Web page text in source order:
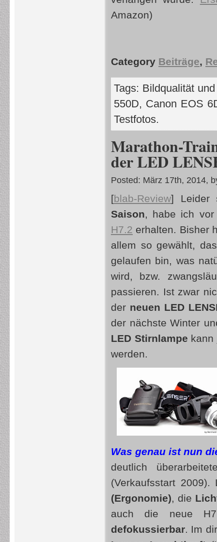
Amazon)
Category Beiträge,
Tags: Bildqualität
550D, Canon EOS
Testfotos.
Marathon-
der LED
Posted: März 17th, 2014,
[blab-Review] Leider
Saison, habe ich
H7.2 erhalten. Bisher
allem so gewählt,
gelaufen bin, was
wird, bzw.
passieren. Ist zwar
der neuen LED
der nächste Winter
LED Stirnlampe kann
werden.
Was genau ist nun
deutlich
(Verkaufsstart
(Ergonomie), die
auch die neue
defokussierbar. Im